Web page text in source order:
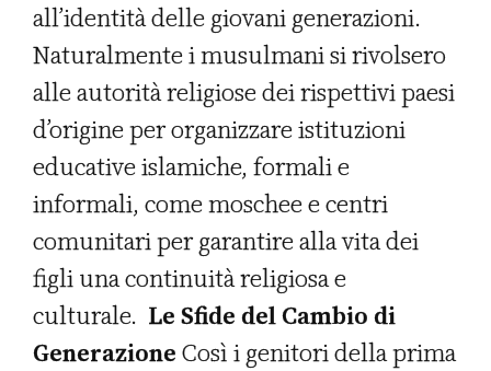
all’identità delle giovani generazioni.
Naturalmente i musulmani si rivolsero
alle autorità religiose dei rispettivi paesi
d’origine per organizzare istituzioni
educative islamiche, formali e
informali, come moschee e centri
comunitari per garantire alla vita dei
figli una continuità religiosa e
culturale. Le Sfide del Cambio di
Generazione Così i genitori della prima